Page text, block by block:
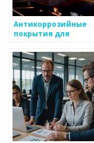
Антикоррозийные
покрытия для